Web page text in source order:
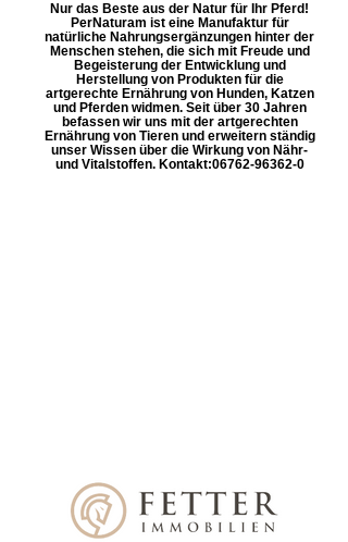
Nur das Beste aus der Natur für Ihr Pferd!
PerNaturam ist eine Manufaktur für
natürliche Nahrungsergänzungen hinter der
Menschen stehen, die sich mit Freude und
Begeisterung der Entwicklung und
Herstellung von Produkten für die
artgerechte Ernährung von Hunden, Katzen
und Pferden widmen. Seit über 30 Jahren
befassen wir uns mit der artgerechten
Ernährung von Tieren und erweitern ständig
unser Wissen über die Wirkung von Nähr-
und Vitalstoffen. Kontakt: ​06762-96362-0